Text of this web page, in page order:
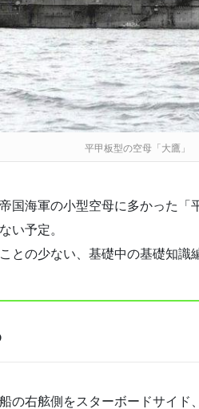
平甲板型の空母「大鷹」
国海軍の小型空母に多かった「
い予定。
との少ない、基礎中の基礎知識
の右舷側をスターボードサイド